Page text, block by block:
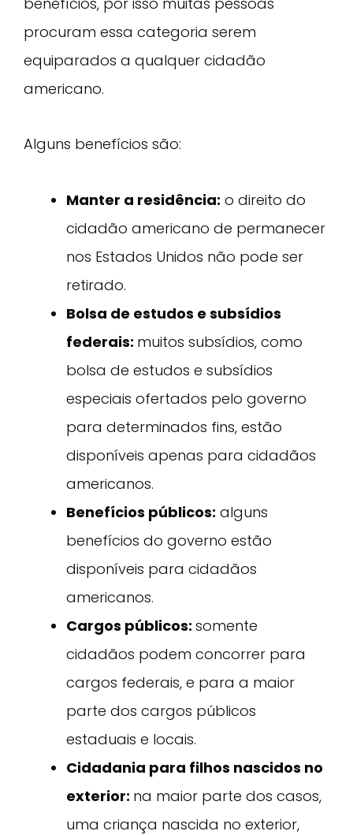
procuram essa categoria serem
equiparados a qualquer cidadão
americano.
Alguns benefícios são:
Manter a residência: o direito do
cidadão americano de permanecer
nos Estados Unidos não pode ser
retirado.
Bolsa de estudos e subsídios
federais: muitos subsídios, como
bolsa de estudos e subsídios
especiais ofertados pelo governo
para determinados fins, estão
disponíveis apenas para cidadãos
americanos.
Benefícios públicos: alguns
benefícios do governo estão
disponíveis para cidadãos
americanos.
Cargos públicos: somente
cidadãos podem concorrer para
cargos federais, e para a maior
parte dos cargos públicos
estaduais e locais.
Cidadania para filhos nascidos no
exterior: na maior parte dos casos,
uma criança nascida no exterior,